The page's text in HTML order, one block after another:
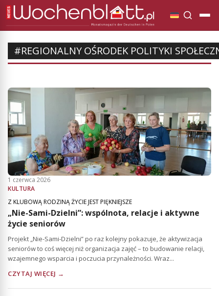
#REGIONALNY OŚRODEK POLITYKI
1 czerwca 2026
KULTURA
Z KLUBOWĄ RODZINĄ ŻYCIE JEST PIĘKNIEJSZE
„Nie-Sami-Dzielni”: wspólnota, relacje i aktywne
życie seniorów
Projekt „Nie-Sami-Dzielni” po raz kolejny pokazuje, że aktywizacja
seniorów to coś więcej niż organizacja zajęć – to budowanie relacji,
wzajemnego wsparcia i poczucia przynależności. Wraz...
CZYTAJ WIĘCEJ →